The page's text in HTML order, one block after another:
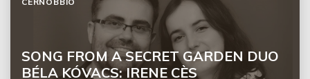
SONG FROM A SECRET GARDEN DUO
BÉLA KÓVACS: IRENE CÈS